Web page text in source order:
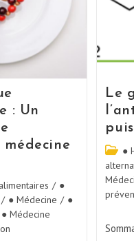
: Un
médecine
/ ●
/ ● Médecine / ●
● Médecine
Le
●